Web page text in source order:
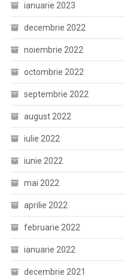
ianuarie 2023
decembrie 2022
noiembrie 2022
octombrie 2022
septembrie 2022
august 2022
iulie 2022
iunie 2022
mai 2022
aprilie 2022
februarie 2022
ianuarie 2022
decembrie 2021